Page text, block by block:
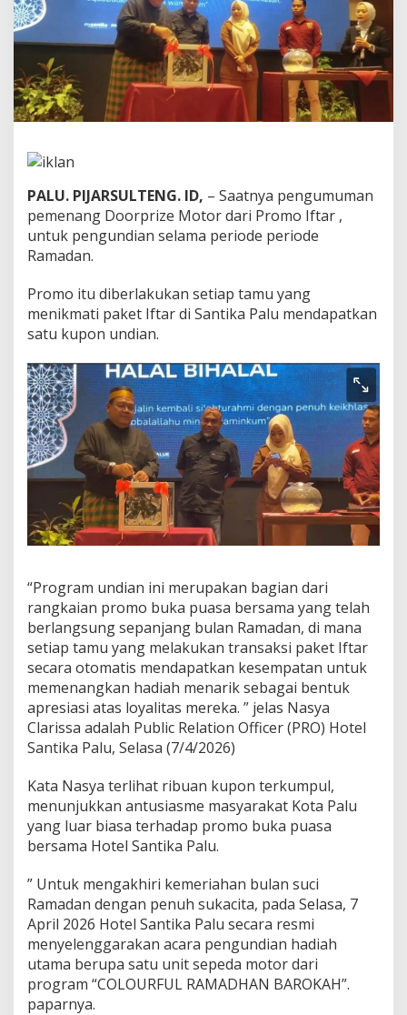
o
r
d
a
n
P
o
f
a
r
n
t
i
k
H
o
t
e
l
P
a
l
u
,
2
0
6
D
i
m
e
n
a
n
g
k
a
H
a
r
d
i
a
n
t
i
A
PALU. PIJARSULTENG. ID, – Saatnya pengumuman
pemenang Doorprize Motor dari Promo Iftar ,
untuk pengundian selama periode periode
Ramadan.
Promo itu diberlakukan setiap tamu yang
menikmati paket Iftar di Santika Palu mendapatkan
satu kupon undian.
“Program undian ini merupakan bagian dari
rangkaian promo buka puasa bersama yang telah
berlangsung sepanjang bulan Ramadan, di mana
setiap tamu yang melakukan transaksi paket Iftar
secara otomatis mendapatkan kesempatan untuk
memenangkan hadiah menarik sebagai bentuk
apresiasi atas loyalitas mereka. ” jelas Nasya
Clarissa adalah Public Relation Officer (PRO) Hotel
Santika Palu, Selasa (7/4/2026)
Kata Nasya terlihat ribuan kupon terkumpul,
menunjukkan antusiasme masyarakat Kota Palu
yang luar biasa terhadap promo buka puasa
bersama Hotel Santika Palu.
” Untuk mengakhiri kemeriahan bulan suci
Ramadan dengan penuh sukacita, pada Selasa, 7
April 2026 Hotel Santika Palu secara resmi
menyelenggarakan acara pengundian hadiah
utama berupa satu unit sepeda motor dari
program “COLOURFUL RAMADHAN BAROKAH”.
paparnya.